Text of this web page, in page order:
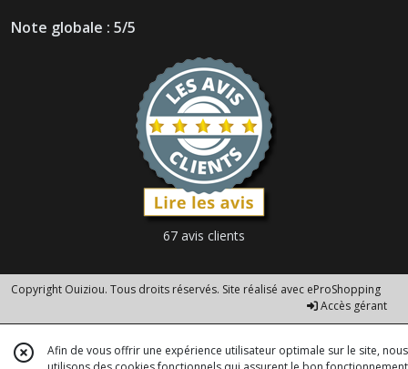
Note globale : 5/5
67 avis clients
Copyright Ouiziou. Tous droits réservés. Site réalisé avec eProShopping
Accès gérant
Afin de vous offrir une expérience utilisateur optimale sur le site, nous